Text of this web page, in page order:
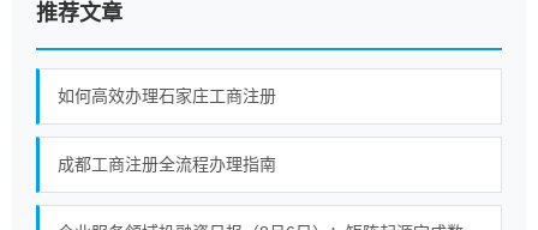
推荐文章
如何高效办理石家庄工商注册
成都工商注册全流程办理指南